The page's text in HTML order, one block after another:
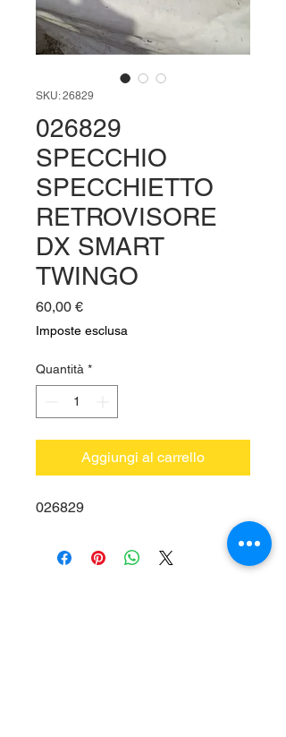
SKU: 26829
026829
SPECCHIO
SPECCHIETTO
RETROVISORE
DX SMART
TWINGO
60,00 €Prezzo
Imposte esclusa
Quantità *
Aggiungi al carrello
026829